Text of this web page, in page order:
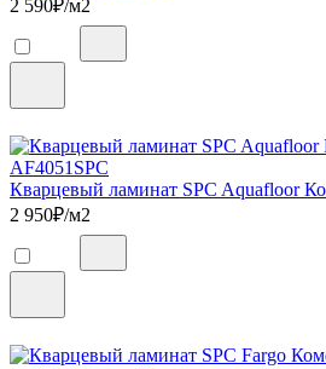
2 590₽/м2
Кварцевый ламинат SPC Aquafloor
2 950₽/м2